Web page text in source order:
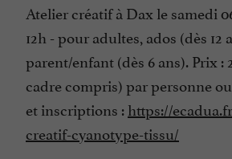
Atelier créatif à Dax le samedi
12h - pour adultes, ados (dès 12
parent/enfant (dès 6 ans). Prix :
cadre compris) par personne
et inscriptions :https://
creatif-cyanotype-tissu/